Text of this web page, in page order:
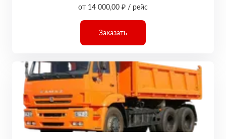
от 14 000,00 ₽ / рейс
Заказать